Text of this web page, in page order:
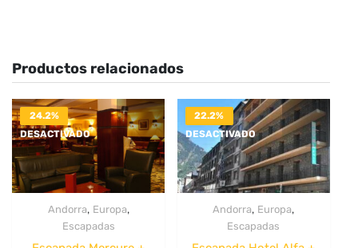
Productos relacionados
24.2%
DESACTIVADO
Andorra, Europa,
Escapadas
22.2%
DESACTIVADO
Andorra, Europa,
Escapadas